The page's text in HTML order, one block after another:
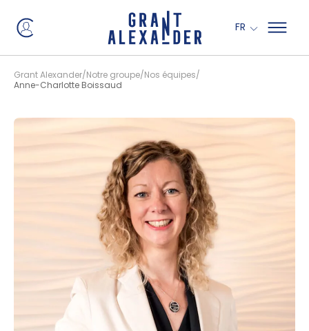
FR
Grant Alexander Notre groupe Nos équipes
Anne-Charlotte Boissaud